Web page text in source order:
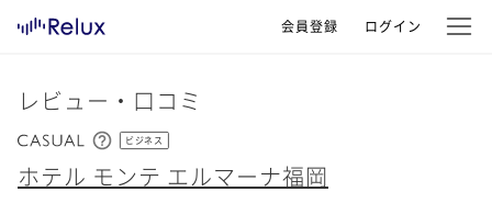
会員登録 ログイン
レビュー・口コミ
ビジネス
ホテル モンテ エルマーナ福岡